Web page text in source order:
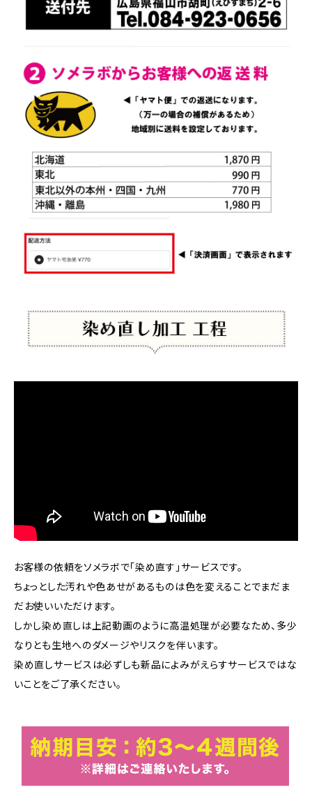
お客様の依頼をソメラボで「染め直す」サービスです。
ちょっとした汚れや色あせがあるものは色を変えることでまだま
だお使いいただけます。
しかし染め直しは上記動画のように高温処理が必要なため、多少
なりとも生地へのダメージやリスクを伴います。
染め直しサービスは必ずしも新品によみがえらすサービスではな
いことをご了承ください。